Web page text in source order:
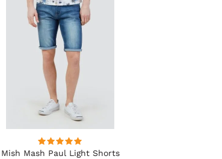
Mish Mash Paul Light Shorts